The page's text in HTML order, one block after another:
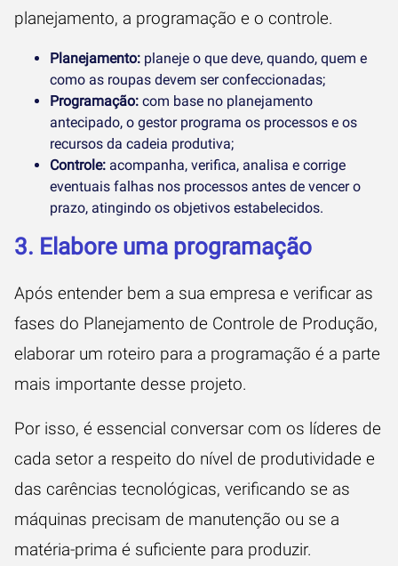
planejamento, a programação e o controle.
Planejamento: planeje o que deve, quando, quem e
como as roupas devem ser confeccionadas;
Programação: com base no planejamento
antecipado, o gestor programa os processos e os
recursos da cadeia produtiva;
Controle: acompanha, verifica, analisa e corrige
eventuais falhas nos processos antes de vencer o
prazo, atingindo os objetivos estabelecidos.
3. Elabore uma programação
Após entender bem a sua empresa e verificar as
fases do Planejamento de Controle de Produção,
elaborar um roteiro para a programação é a parte
mais importante desse projeto.
Por isso, é essencial conversar com os líderes de
cada setor a respeito do nível de produtividade e
das carências tecnológicas, verificando se as
máquinas precisam de manutenção ou se a
matéria-prima é suficiente para produzir.